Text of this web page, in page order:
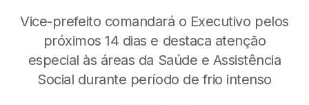
Vice-prefeito comandará o Executivo pelos
próximos 14 dias e destaca atenção
especial às áreas da Saúde e Assistência
Social durante período de frio intenso